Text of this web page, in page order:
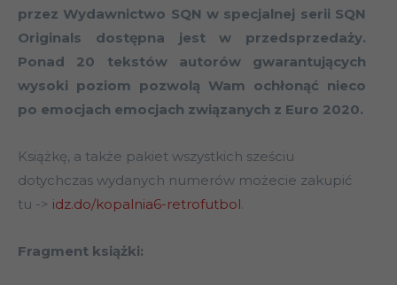
przez Wydawnictwo SQN w specjalnej serii SQN
Originals dostępna jest w przedsprzedaży.
Ponad 20 tekstów autorów gwarantujących
wysoki poziom pozwolą Wam ochłonąć nieco
po emocjach emocjach związanych z Euro 2020.
Książkę, a także pakiet wszystkich sześciu
dotychczas wydanych numerów możecie zakupić
tu -> idz.do/kopalnia6-retrofutbol.
Fragment książki: